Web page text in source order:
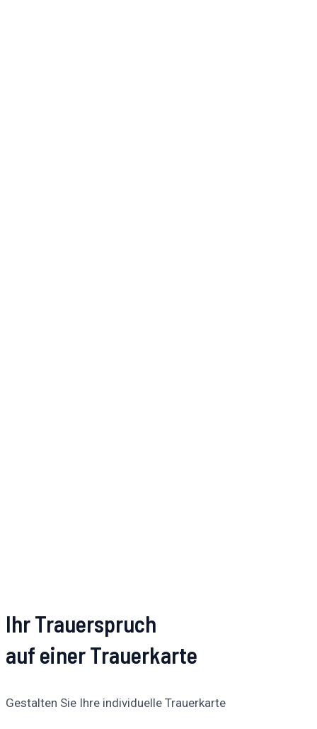
Ihr Trauerspruch
auf einer Trauerkarte
Gestalten Sie Ihre individuelle Trauerkarte